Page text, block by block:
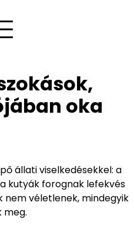
oka
állati viselkedésekkel: a
kutyák forognak lefekvés
nem véletlenek, mindegyik
meg.